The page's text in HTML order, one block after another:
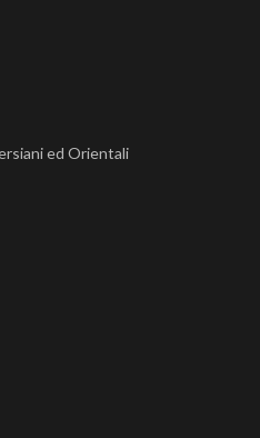
ed Orientali